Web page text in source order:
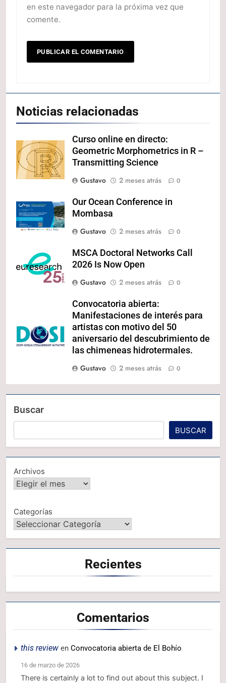
en este navegador para la próxima vez que
comente.
Noticias relacionadas
Curso online en directo:
Geometric Morphometrics in R –
Transmitting Science
Gustavo
2 meses atrás 0
Our Ocean Conference in
Mombasa
Gustavo
2 meses atrás 0
MSCA Doctoral Networks Call
2026 Is Now Open
Gustavo
2 meses atrás 0
Convocatoria abierta:
Manifestaciones de interés para
artistas con motivo del 50
aniversario del descubrimiento de
las chimeneas hidrotermales.
Gustavo
2 meses atrás 0
Buscar
BUSCAR
Archivos
Categorías
Recientes
Comentarios
this review en Convocatoria abierta de El Bohío
16 de marzo de 2026
There is certainly a lot to find out about this subject. I